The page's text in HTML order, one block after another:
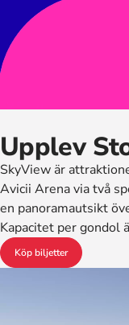
Upplev
SkyView är
Avicii Arena via två
en panoramautsikt
Kapacitet per gondol
Köp biljetter